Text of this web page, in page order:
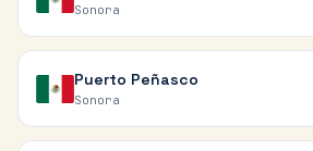
Sonora
Puerto Peñasco
Sonora